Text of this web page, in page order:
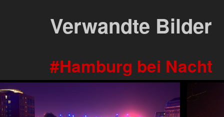
Verwandte Bilder
Hamburg bei Nacht